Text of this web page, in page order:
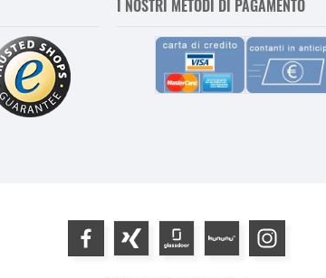
I NOSTRI METODI DI PAGAMENTO